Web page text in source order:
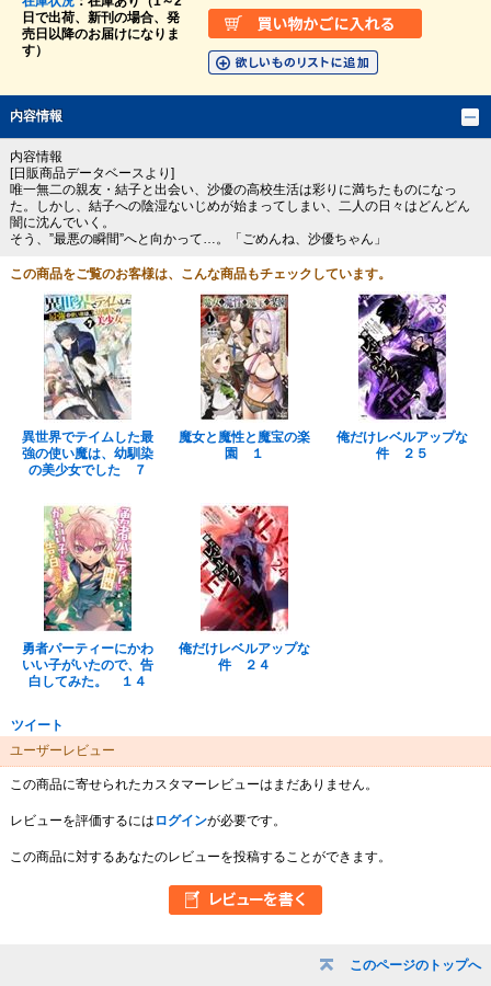
このページのトップへ
日で出荷、新刊の場合、発
売日以降のお届けになりま
す）
内容情報
内容情報
[日販商品データベースより]
唯一無二の親友・結子と出会い、沙優の高校生活は彩りに満ちたものになっ
た。しかし、結子への陰湿ないじめが始まってしまい、二人の日々はどんどん
闇に沈んでいく。
そう、”最悪の瞬間”へと向かって…。「ごめんね、沙優ちゃん」
この商品をご覧のお客様は、こんな商品もチェックしています。
異世界でテイムした最
強の使い魔は、幼馴染
の美少女でした ７
魔女と魔性と魔宝の楽
園 １
俺だけレベルアップな
件 ２５
勇者パーティーにかわ
いい子がいたので、告
白してみた。 １４
俺だけレベルアップな
件 ２４
ツイート
ユーザーレビュー
この商品に寄せられたカスタマーレビューはまだありません。
レビューを評価するには ログインが必要です。
この商品に対するあなたのレビューを投稿することができます。